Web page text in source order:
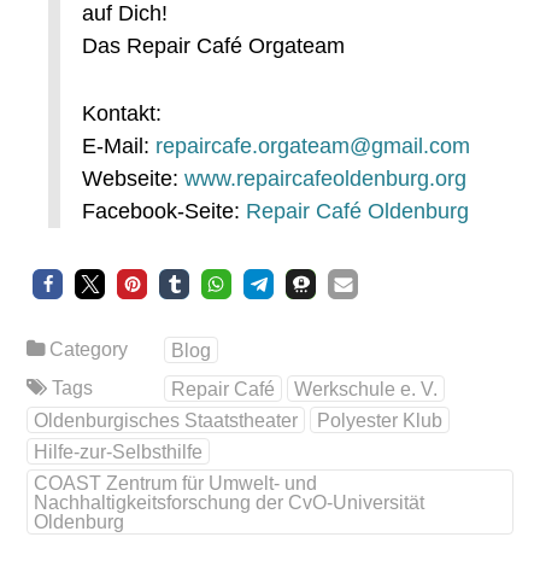
auf Dich!
Das Repair Café Orgateam
Kontakt:
E-Mail: repaircafe.orgateam@gmail.com
Webseite:www.repaircafeoldenburg.org
Facebook-Seite: Repair Café Oldenburg
Category
Blog
Tags
Repair Café
Werkschule e. V.
Oldenburgisches Staatstheater
Polyester Klub
Hilfe-zur-Selbsthilfe
COAST Zentrum für Umwelt- und
Nachhaltigkeitsforschung der CvO-Universität
Oldenburg